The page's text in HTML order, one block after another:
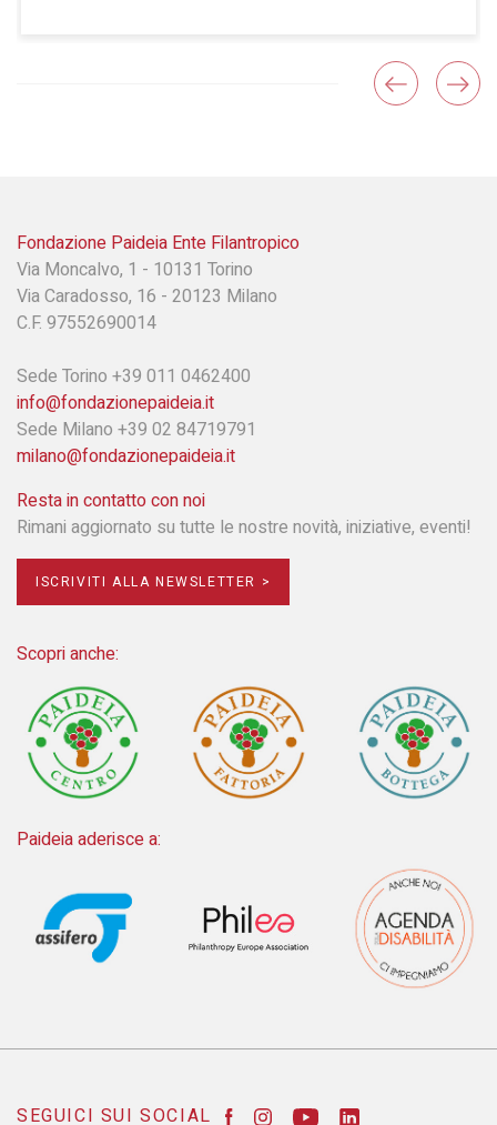
Fondazione Paideia Ente Filantropico
Via Moncalvo, 1 - 10131 Torino
Via Caradosso, 16 - 20123 Milano
C.F. 97552690014
Sede Torino +39 011 0462400
info@fondazionepaideia.it
Sede Milano +39 02 84719791
milano@fondazionepaideia.it
Resta in contatto con noi
Rimani aggiornato su tutte le nostre novità, iniziative, eventi!
ISCRIVITI ALLA NEWSLETTER >
Scopri anche:
Paideia aderisce a:
SEGUICI SUI SOCIAL